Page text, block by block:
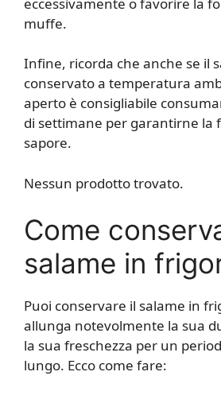
muffe.
Infine, ricorda che anche se il
conservato a temperatura
aperto è consigliabile
di settimane per garantirne la
sapore.
Nessun prodotto trovato.
Come
salame in
Puoi conservare il salame in
allunga notevolmente la sua
la sua freschezza per un
lungo. Ecco come fare: